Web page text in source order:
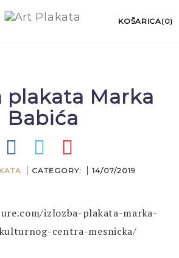
KOŠARICA(0)
plakata Marka
Babića
CATEGORY: 14/07/2019
izlozba-plakata-marka-
centra-mesnicka/